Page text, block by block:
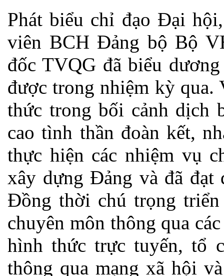
Phát biểu chỉ đạo Đại
viên BCH Đảng bộ Bộ
đốc TVQG đã biểu
được trong nhiệm kỳ qua.
thức trong bối cảnh dịch
cao tình thần đoàn kết,
thực hiện các nhiệm vụ
xây dựng Đảng và đã đạt
Đồng thời chú trọng
chuyên môn thông qua
hình thức trực tuyến, tổ
thông qua mạng xã hội